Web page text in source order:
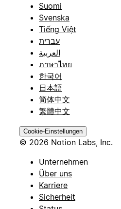
Suomi
Svenska
Tiếng Việt
עברית
العربية
ภาษาไทย
한국어
日本語
简体中文
繁體中文
Cookie-Einstellungen
© 2026 Notion Labs, Inc.
Unternehmen
Über uns
Karriere
Sicherheit